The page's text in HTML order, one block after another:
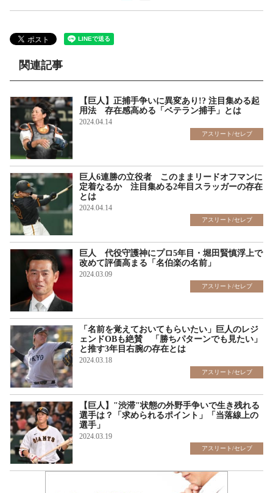
関連記事
【巨人】正捕手争いに異変あり!? 注目集める起
用法 存在感高める「ベテラン捕手」とは
2024.04.14
アスリート/セレブ
巨人6連勝の立役者 このままリードオフマンに
定着なるか 注目集める2年目スラッガーの存在
とは
2024.04.14
アスリート/セレブ
巨人 代役守護神にプロ5年目・堀田賢慎浮上で
改めて評価高まる「名伯楽の名前」
2024.03.09
アスリート/セレブ
「名前を覚えておいてもらいたい」巨人のレジ
ェンドOBも絶賛 「勝ちパターンでも見たい」
と推す3年目右腕の存在とは
2024.03.18
アスリート/セレブ
【巨人】"渋滞"状態の外野手争いで生き残れる
選手は？「求められるポイント」「当落線上の
選手」
2024.03.19
アスリート/セレブ